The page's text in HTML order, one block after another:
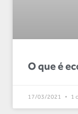
O que é
17/03/2021 1